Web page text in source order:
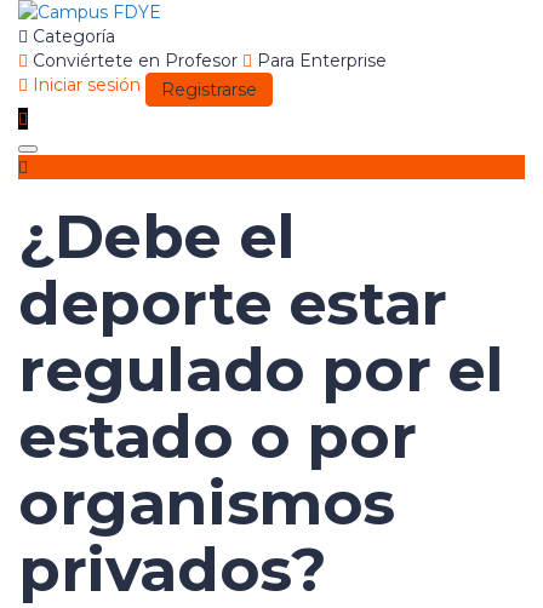
Categoría
Conviértete en Profesor
Para Enterprise
Iniciar sesión
Registrarse
Toggle
navigation
¿Debe el
deporte estar
regulado por el
estado o por
organismos
privados?